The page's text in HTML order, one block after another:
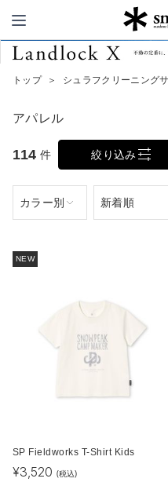
トップ ＞ シュラフクリーニング
アパレル
114 件 絞り込み
NEW
SP Fieldworks T-Shirt Kids
¥3,520 (税込)